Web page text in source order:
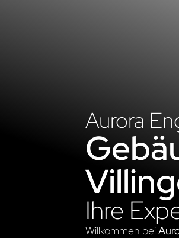
Aurora
Ihre
Willkommen bei